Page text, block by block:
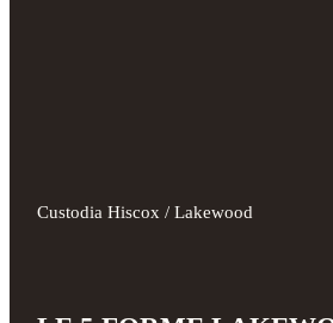
Custodia Hiscox / Lakewood